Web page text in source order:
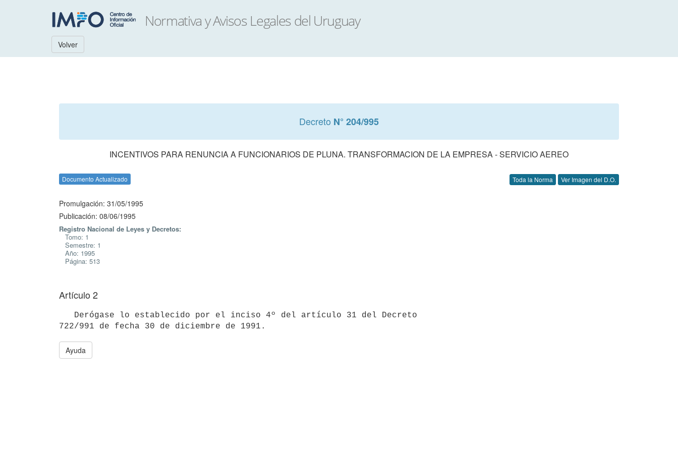
Volver
Decreto N° 204/995
INCENTIVOS PARA RENUNCIA A FUNCIONARIOS DE PLUNA. TRANSFORMACION DE LA EMPRESA - SERVICIO AEREO
Documento Actualizado Toda la Norma Ver Imagen del D.O.
Promulgación: 31/05/1995
Publicación: 08/06/1995
Registro Nacional de Leyes y Decretos:
Tomo: 1
Semestre: 1
Año: 1995
Página: 513
Artículo 2
Ayuda